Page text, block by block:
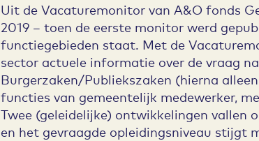
Uit de Vacaturemonitor van A&O fonds
2019 – toen de eerste monitor werd
functiegebieden staat. Met de
sector actuele informatie over de vraag
Burgerzaken/Publiekszaken (hierna
functies van gemeentelijk medewerker,
Twee (geleidelijke) ontwikkelingen vallen
en het gevraagde opleidingsniveau stijgt